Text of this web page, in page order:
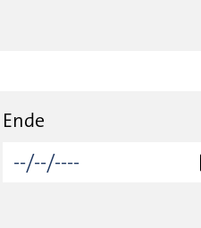
Ende